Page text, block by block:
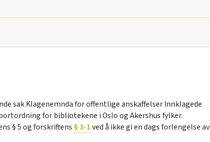
sak Klagenemnda for offentlige anskaffelser Innklagede
for bibliotekene i Oslo og Akershus fylker.
§ 5 og forskriftens § 3-1ved å ikke gi en dags forlengelse av